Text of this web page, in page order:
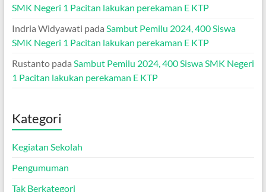
SMK Negeri 1 Pacitan lakukan perekaman E KTP
Indria Widyawati pada Sambut Pemilu 2024, 400 Siswa
SMK Negeri 1 Pacitan lakukan perekaman E KTP
Rustantopada Sambut Pemilu 2024, 400 Siswa SMK Negeri
1 Pacitan lakukan perekaman E KTP
Kategori
Kegiatan Sekolah
Pengumuman
Tak Berkategori